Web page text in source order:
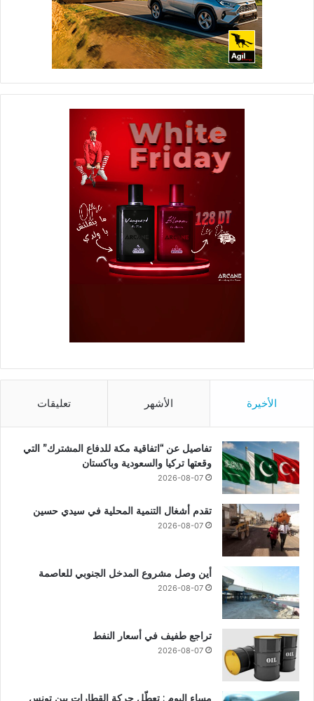
الأخيرة الأشهر تعليقات
تفاصيل عن “اتفاقية مكة للدفاع المشترك” التي
وقعتها تركيا والسعودية وباكستان
2026-08-07
تقدم أشغال التنمية المحلية في سيدي حسين
2026-08-07
أين وصل مشروع المدخل الجنوبي للعاصمة
2026-08-07
تراجع طفيف في أسعار النفط
2026-08-07
مساء اليوم : تعطّل حركة القطارات بين تونس